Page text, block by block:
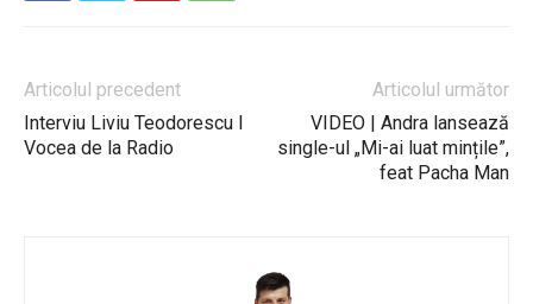
Articolul precedent
Interviu Liviu Teodorescu I
Vocea de la Radio
Articolul următor
VIDEO | Andra lansează
single-ul „Mi-ai luat mințile”,
feat Pacha Man